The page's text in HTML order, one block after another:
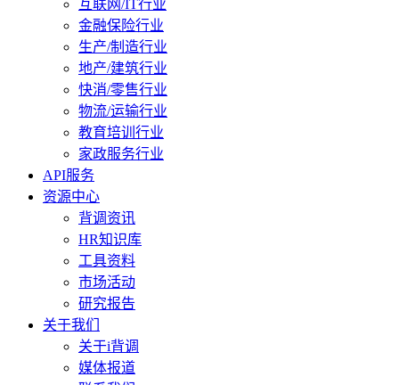
互联网/IT行业
金融保险行业
生产/制造行业
地产/建筑行业
快消/零售行业
物流/运输行业
教育培训行业
家政服务行业
API服务
资源中心
背调资讯
HR知识库
工具资料
市场活动
研究报告
关于我们
关于i背调
媒体报道